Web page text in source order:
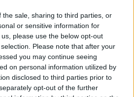
the sale, sharing to third parties, or
or sensitive information for
please use the below opt-out
Please note that after your
you may continue seeing
on personal information utilized by
disclosed to third parties prior to
opt-out of the further
non in guerra
Orbán
di Biden
geopolitica internazionale
con il cambiamento